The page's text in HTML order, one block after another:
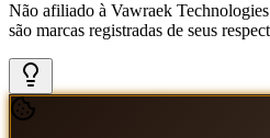
Não afiliado à Vawraek
são marcas registradas de seus